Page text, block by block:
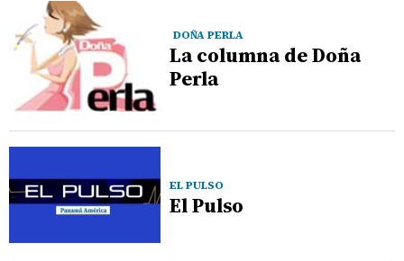
DOÑA PERLA
La columna de Doña
Perla
EL PULSO
El Pulso